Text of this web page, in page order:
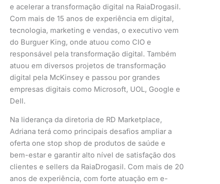
e acelerar a transformação digital na RaiaDrogasil.
Com mais de 15 anos de experiência em digital,
tecnologia, marketing e vendas, o executivo vem
do Burguer King, onde atuou como CIO e
responsável pela transformação digital. Também
atuou em diversos projetos de transformação
digital pela McKinsey e passou por grandes
empresas digitais como Microsoft, UOL, Google e
Dell.
Na liderança da diretoria de RD Marketplace,
Adriana terá como principais desafios ampliar a
oferta one stop shop de produtos de saúde e
bem-estar e garantir alto nível de satisfação dos
clientes e sellers da RaiaDrogasil. Com mais de 20
anos de experiência, com forte atuação em e-